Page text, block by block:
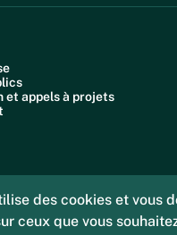
et appels à projets
des cookies et vous
ceux que vous